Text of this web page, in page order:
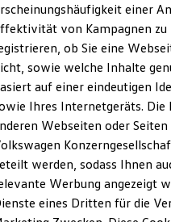
Ladezeitensimulator
Sicherheit
Garantie und Lebensdauer
Nachhaltigkeit
Technologie
und Kauf
Verbrauchskosten
Kaufoptionen
E-Auto-Förderung
und Konnektivität
Die ID. Software 6
ID. Software Versionen
Digitale Extras
Schnittstellen zu Ihrem ID.
buchen
stellen
einer
von Kampagnen zu
ob Sie eine
sowie welche Inhalte
auf einer eindeutigen
Ihres Internetgeräts.
Webseiten oder
werden, sodass Ihnen
Werbung angezeigt
eines Dritten für die